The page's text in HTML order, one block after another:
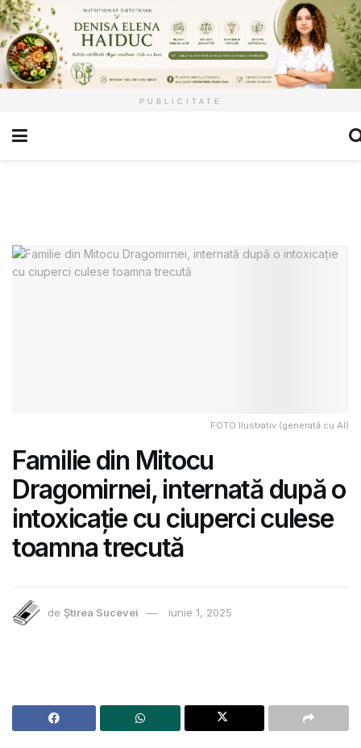
PUBLICITATE
FOTO Ilustrativ (generată cu AI)
Familie din Mitocu
Dragomirnei, internată după o
intoxicație cu ciuperci culese
toamna trecută
de Știrea Sucevei iunie 1, 2025